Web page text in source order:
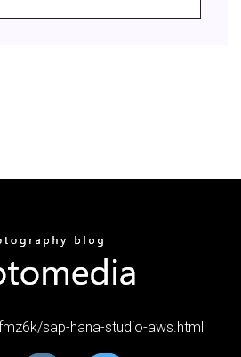
sap-hana-studio-aws.html